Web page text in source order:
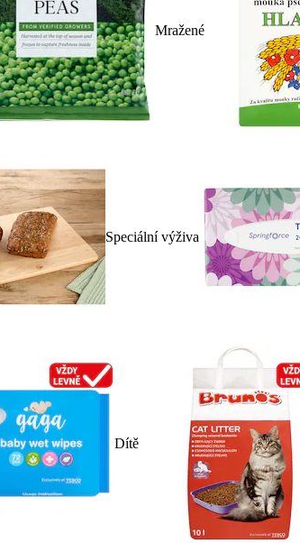
Mražené
Speciální výživa
Dítě